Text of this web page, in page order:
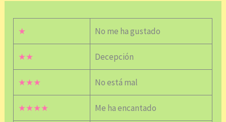
★ No me ha gustado
★★ Decepción
★★★ No está mal
★★★★ Me ha encantado